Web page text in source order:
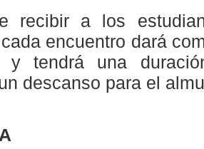
recibir a los
encuentro dará
y tendrá una
descanso para el